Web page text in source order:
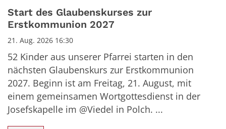
Datum: 21. August 2026
Start des Glaubenskurses zur
Erstkommunion 2027
21. Aug. 2026 16:30
52 Kinder aus unserer Pfarrei starten in den
nächsten Glaubenskurs zur Erstkommunion
2027. Beginn ist am Freitag, 21. August, mit
einem gemeinsamen Wortgottesdienst in der
Josefskapelle im @Viedel in Polch. ...